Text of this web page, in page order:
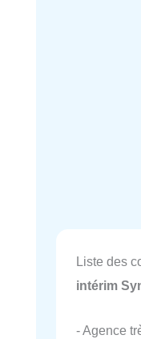
Liste des
intérim
- Agence